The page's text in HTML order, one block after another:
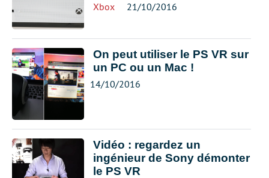
Xbox 21/10/2016
On peut utiliser le PS VR sur
un PC ou un Mac !
14/10/2016
Vidéo : regardez un
ingénieur de Sony démonter
le PS VR